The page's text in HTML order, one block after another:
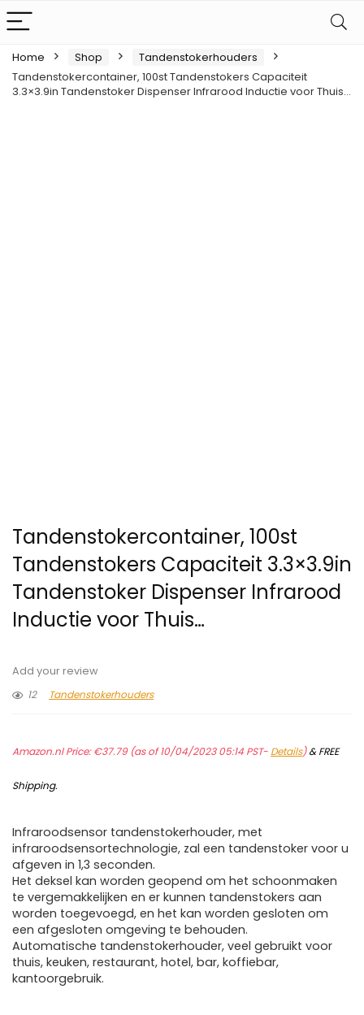
Home Shop
Tandenstokerhouders
Tandenstokercontainer, 100st Tandenstokers Capaciteit
3.3×3.9in Tandenstoker Dispenser Infrarood Inductie voor Thuis…
Tandenstokercontainer, 100st
Tandenstokers Capaciteit 3.3×3.9in
Tandenstoker Dispenser Infrarood
Inductie voor Thuis…
Add your review
12
Tandenstokerhouders
Amazon.nl Price:€37.79(as of 10/04/2023 05:14 PST- Details)&FREE
Shipping.
Infraroodsensor tandenstokerhouder, met
infraroodsensortechnologie, zal een tandenstoker voor u
afgeven in 1,3 seconden.
Het deksel kan worden geopend om het schoonmaken
te vergemakkelijken en er kunnen tandenstokers aan
worden toegevoegd, en het kan worden gesloten om
een ​​afgesloten omgeving te behouden.
Automatische tandenstokerhouder, veel gebruikt voor
thuis, keuken, restaurant, hotel, bar, koffiebar,
kantoorgebruik.